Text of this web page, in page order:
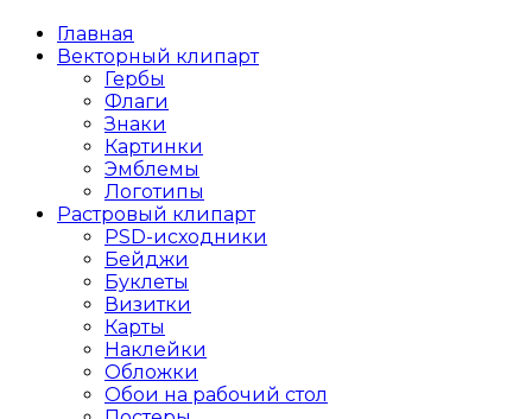
Главная
Векторный клипарт
Гербы
Флаги
Знаки
Картинки
Эмблемы
Логотипы
Растровый клипарт
PSD-исходники
Бейджи
Буклеты
Визитки
Карты
Наклейки
Обложки
Обои на рабочий стол